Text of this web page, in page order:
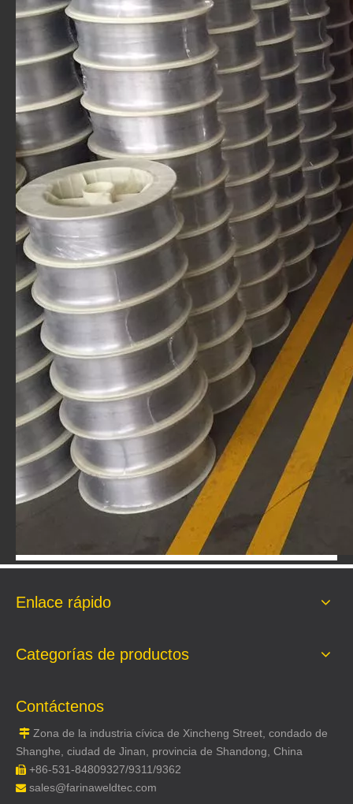
Enlace rápido
Categorías de productos
Contáctenos
 Zona de la industria cívica de Xincheng Street, condado de
Shanghe, ciudad de Jinan, provincia de Shandong, China
 +86-531-84809327/9311/9362
 sales@farinaweldtec.com